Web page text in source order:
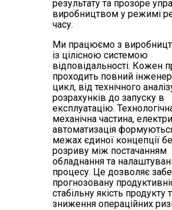
результату та прозоре
виробництвом у режимі
часу.
Ми працюємо з
із цілісною системою
відповідальності. Кожен
проходить повний
цикл, від технічного
розрахунків до запуску в
експлуатацію.
механічна частина,
автоматизація
межах єдиної концепції
розриву між постачанням
обладнання та
процесу. Це дозволяє
прогнозовану
стабільну якість продукту
зниження операційних